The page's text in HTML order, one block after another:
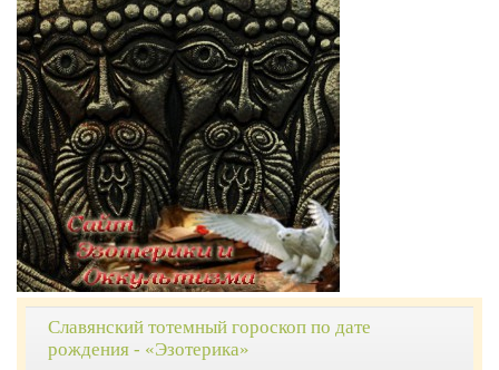
Славянский тотемный гороскоп по дате
рождения - «Эзотерика»